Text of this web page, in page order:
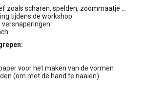
zoals scharen, spelden, zoommaatje ...
tijdens de workshop
versnaperingen
voor het maken van de vormen
(om met de hand te naaien)